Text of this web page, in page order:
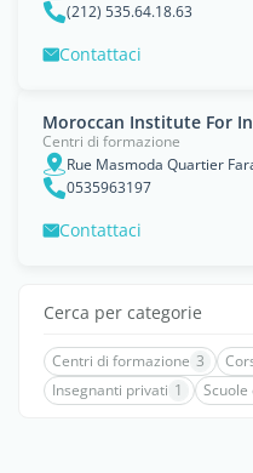
(212) 535.64.18.63
Contattaci
Moroccan Institute For
Centri di formazione
Rue Masmoda Quartier
0535963197
Contattaci
Cerca per categorie
Centri di formazione 3
Insegnanti privati 1